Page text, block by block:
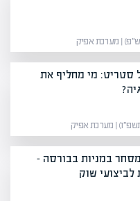
סטריט: מי מחליף את
במניות בבורסה –
לביצועי שוק